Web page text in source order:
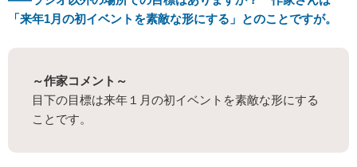
「来年1月の初イベントを素敵な形にする」とのことですが。
～作家コメント～
目下の目標は来年１月の初イベントを素敵な形にする
ことです。